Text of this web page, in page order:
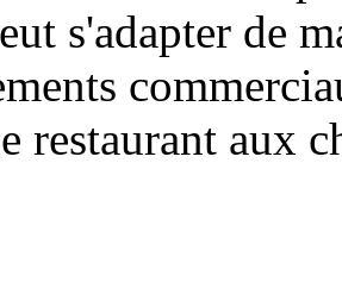
s'adapter de
restaurant aux